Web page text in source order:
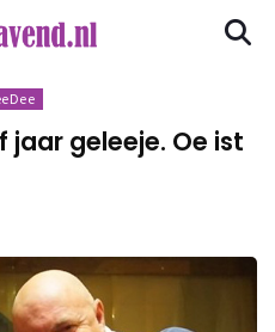
geleeje. Oe ist